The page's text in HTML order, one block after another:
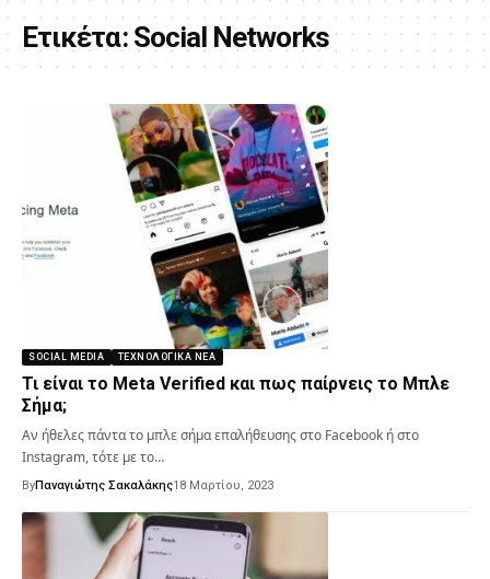
Ετικέτα: Social Networks
SOCIAL MEDIA ΤΕΧΝΟΛΟΓΙΚΆ ΝΈΑ
Τι είναι το Meta Verified και πως παίρνεις το Μπλε
Σήμα;
Αν ήθελες πάντα το μπλε σήμα επαλήθευσης στο Facebook ή στο
Instagram, τότε με το…
ByΠαναγιώτης Σακαλάκης18 Μαρτίου, 2023